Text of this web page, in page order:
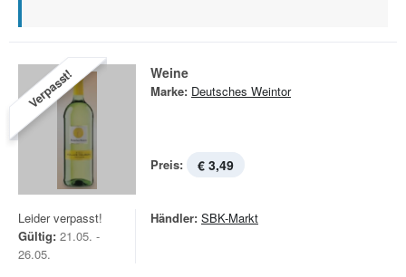
Verpasst! Weine
Marke: Deutsches Weintor
Preis: € 3,49
Leider verpasst!
Gültig: 21.05. -
26.05.
Händler: SBK-Markt